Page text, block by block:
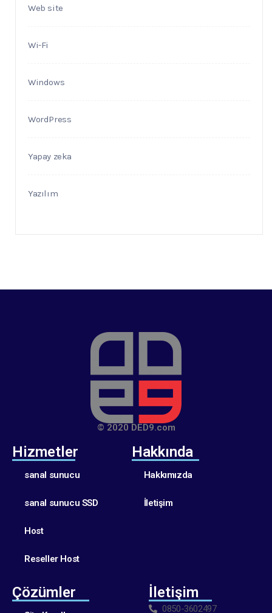
Web site
Wi-Fi
Windows
WordPress
Yapay zeka
Yazılım
© 2020 DED9.com
Hizmetler
sanal sunucu
sanal sunucu SSD
Host
Reseller Host
Hakkında
Hakkımızda
İletişim
Çözümler İletişim
0850-3602497